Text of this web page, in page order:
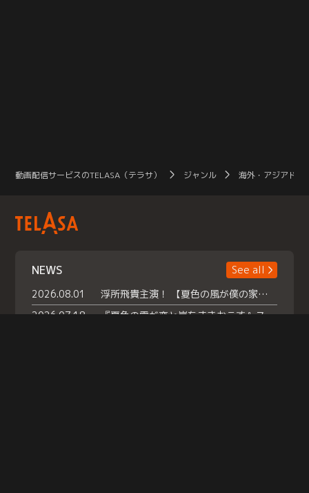
動画配信サービスのTELASA（テラサ） ジャンル 海外・アジアドラ
NEWS
See all
2026.08.01
浮所飛貴主演！ 【夏色の風が僕の家にやってきた】 本日よりテラサで独占配信スタート！
2026.07.18
『夏色の雲が恋と嵐をまきおこす』スペシャルメイキング 【Part1】2026年７月18日（土）23時30分～配信スタート！話題のシーンの裏側を大公開！豪華キャスト大集合！ 『武宮家 真夏の家族会議』開催！